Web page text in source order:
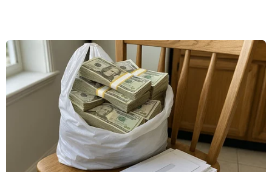
Đây chưa phải là thành tích tốt nhất của vận
động viên Thành phố Hồ Chí Minh này.
Trước đó, anh từng hoàn thành đường chạy
400m trong thời gian 49 giây 92 ở giải Vô địch
Thế giới năm 2019.
Ở bảng xếp hạng chung cuộc (gồm tất cả các
lượt chạy), Khánh Minh xếp thứ 7, trong khi chỉ